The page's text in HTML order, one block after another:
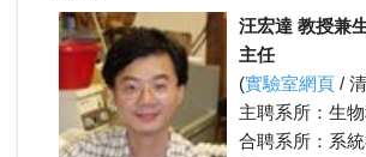
汪宏達 教授兼
主任
(實驗室網頁 /
主聘系所：生
合聘系所：系